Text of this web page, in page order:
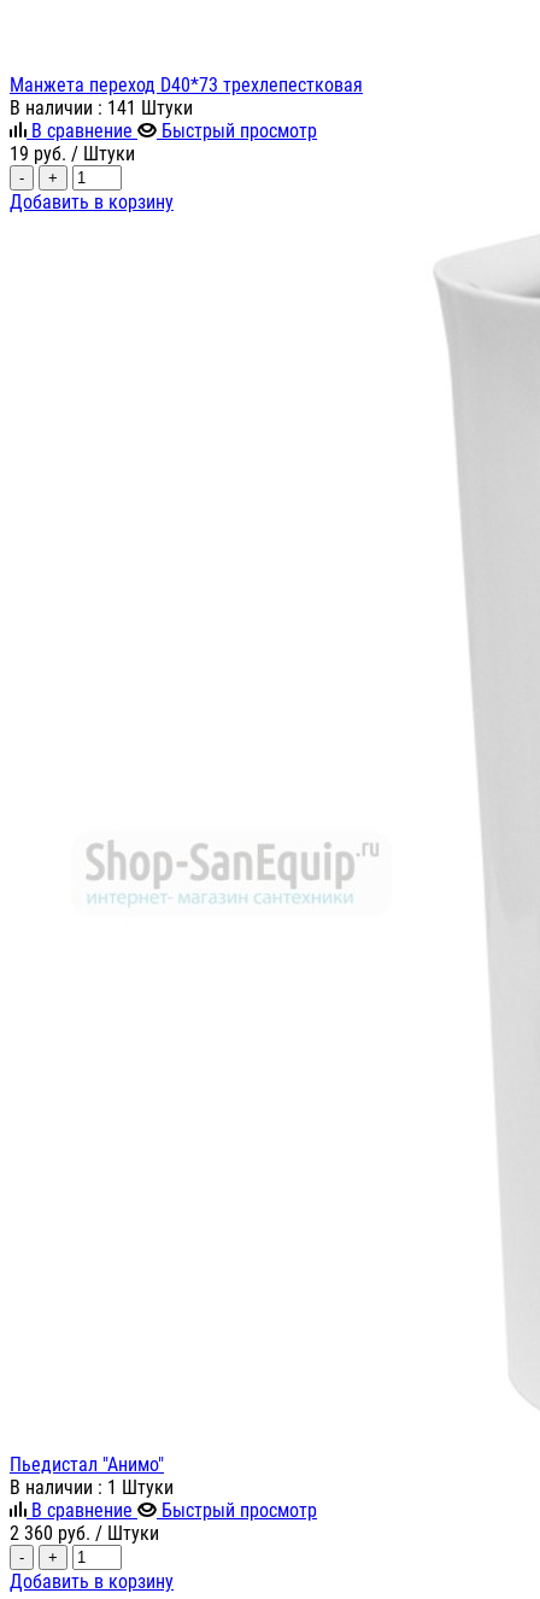
Манжета переход D40*73 трехлепестковая
В наличии : 141 Штуки
В сравнение
Быстрый просмотр
19 руб. / Штуки
- +
Добавить в корзину
Пьедистал "Анимо"
В наличии : 1 Штуки
В сравнение
Быстрый просмотр
2 360 руб. / Штуки
- +
Добавить в корзину